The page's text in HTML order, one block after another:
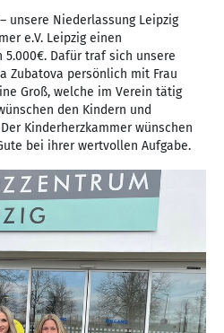
unsere Niederlassung Leipzig
e.V. Leipzig einen
5.000€. Dafür traf sich unsere
Zubatova persönlich mit Frau
Groß, welche im Verein tätig
den Kindern und
Kinderherzkammer wünschen
bei ihrer wertvollen Aufgabe.